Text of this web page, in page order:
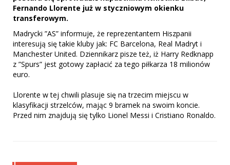
Fernando Llorente już w styczniowym okienku
transferowym.
Madrycki ”AS” informuje, że reprezentantem Hiszpanii
interesują się takie kluby jak: FC Barcelona, Real Madryt i
Manchester United. Dziennikarz pisze też, iż Harry Redknapp
z ”Spurs” jest gotowy zapłacić za tego piłkarza 18 milionów
euro.
Llorente w tej chwili plasuje się na trzecim miejscu w
klasyfikacji strzelców, mając 9 bramek na swoim koncie.
Przed nim znajdują się tylko Lionel Messi i Cristiano Ronaldo.